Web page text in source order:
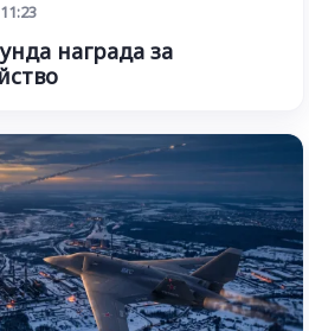
награда за